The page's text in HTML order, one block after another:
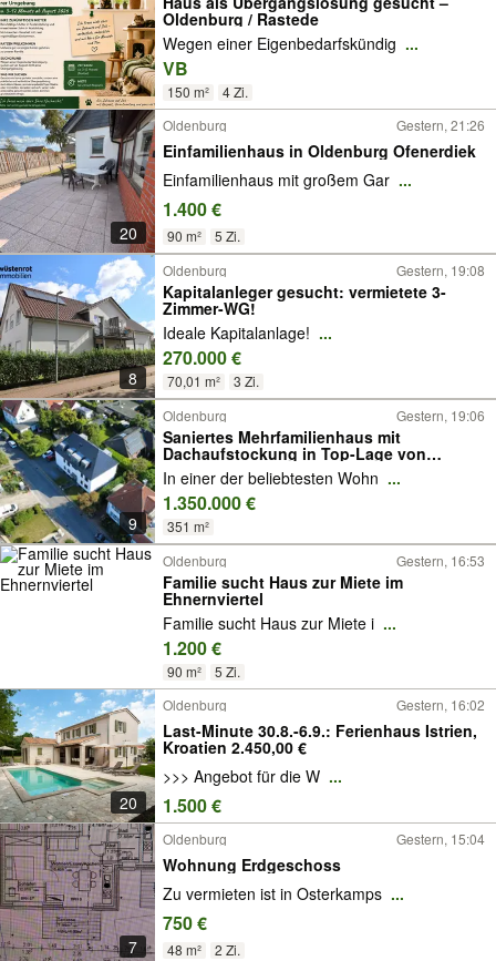
Oldenburg / Rastede
Wegen einer Eigenbedarfskündig ...
VB
150 m² 4 Zi.
20
Oldenburg Gestern, 21:26
Einfamilienhaus in Oldenburg Ofenerdiek
Einfamilienhaus mit großem Gar ...
1.400 €
90 m² 5 Zi.
8
Oldenburg Gestern, 19:08
Kapitalanleger gesucht: vermietete 3-
Zimmer-WG!
Ideale Kapitalanlage! ...
270.000 €
70,01 m² 3 Zi.
9
Oldenburg Gestern, 19:06
Saniertes Mehrfamilienhaus mit
Dachaufstockung in Top-Lage von
Oldenburg!
In einer der beliebtesten Wohn ...
1.350.000 €
351 m²
Oldenburg
Gestern, 16:53
Familie sucht Haus zur Miete im
Ehnernviertel
Familie sucht Haus zur Miete i ...
1.200 €
90 m² 5 Zi.
20
Oldenburg Gestern, 16:02
Last-Minute 30.8.-6.9.: Ferienhaus Istrien,
Kroatien 2.450,00 €
>>> Angebot für die W ...
1.500 €
7
Oldenburg Gestern, 15:04
Wohnung Erdgeschoss
Zu vermieten ist in Osterkamps ...
750 €
48 m² 2 Zi.